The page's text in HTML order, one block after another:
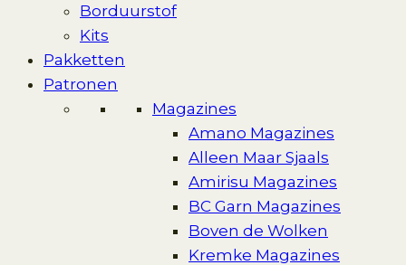
Borduurstof
Kits
Pakketten
Patronen
Magazines
Amano Magazines
Alleen Maar Sjaals
Amirisu Magazines
BC Garn Magazines
Boven de Wolken
Kremke Magazines